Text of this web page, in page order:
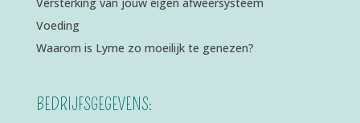
Voeding
Waarom is Lyme zo moeilijk te genezen?
BEDRIJFSGEGEVENS: